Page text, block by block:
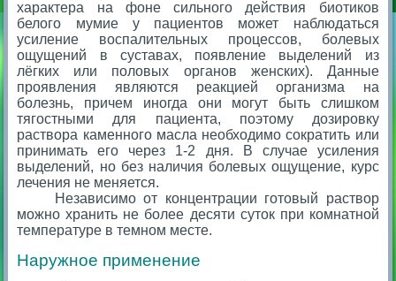
характера на фоне сильного действия биотиков
белого мумие у пациентов может наблюдаться
усиление воспалительных процессов, болевых
ощущений в суставах, появление выделений из
лёгких или половых органов женских). Данные
проявления являются реакцией организма на
болезнь, причем иногда они могут быть слишком
тягостными для пациента, поэтому дозировку
раствора каменного масла необходимо сократить или
принимать его через 1-2 дня. В случае усиления
выделений, но без наличия болевых ощущение, курс
лечения не меняется.
Независимо от концентрации готовый раствор
можно хранить не более десяти суток при комнатной
температуре в темном месте.
Наружное применение